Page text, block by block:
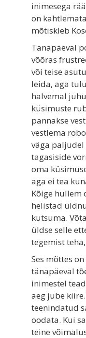
inimesega
on
mõtiskleb
Tänapäeval
võõras
või teise
leida, aga
halvemal
küsimuste
pannakse
vestlema
väga
tagasiside
oma
aga ei tea
Kõige hullem
helistad
kutsuma.
üldse selle
tegemist
Ses mõttes
tänapäeval
inimestel
aeg jube
teenindatud
oodata. Kui
teine